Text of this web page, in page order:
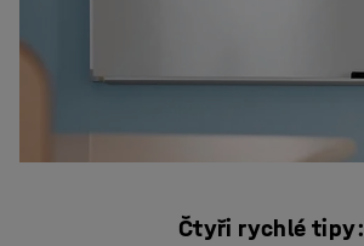
Čtyři rychlé tipy: